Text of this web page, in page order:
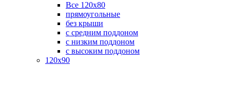
Все 120х80
прямоугольные
без крыши
с средним поддоном
с низким поддоном
с высоким поддоном
120х90